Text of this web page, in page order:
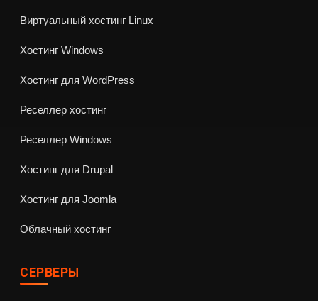
Виртуальный хостинг Linux
Хостинг Windows
Хостинг для WordPress
Реселлер хостинг
Реселлер Windows
Хостинг для Drupal
Хостинг для Joomla
Облачный хостинг
СЕРВЕРЫ